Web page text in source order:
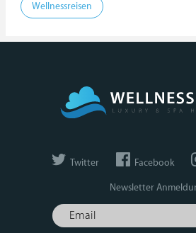
Wellnessreisen
Twitter Facebook
Newsletter